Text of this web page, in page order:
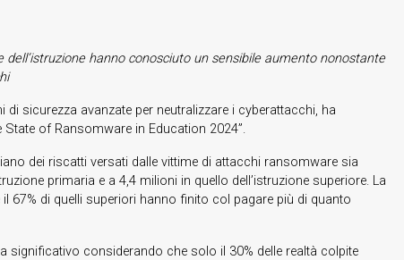
hanno conosciuto un sensibile aumento nonostante
sicurezza avanzate per neutralizzare i cyberattacchi, ha
of Ransomware in Education 2024”.
dei riscatti versati dalle vittime di attacchi ransomware sia
primaria e a 4,4 milioni in quello dell’istruzione superiore. La
67% di quelli superiori hanno finito col pagare più di quanto
significativo considerando che solo il 30% delle realtà colpite